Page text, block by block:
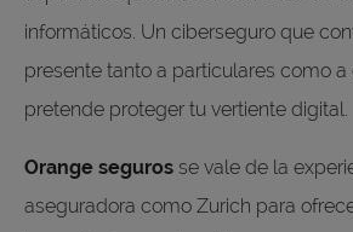
informáticos. Un ciberseguro que
presente tanto a particulares como
pretende proteger tu vertiente digital.
Orange seguros se vale de la
aseguradora como Zurich para